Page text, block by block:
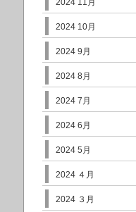
2024 11月
2024 10月
2024 9月
2024 8月
2024 7月
2024 6月
2024 5月
2024 ４月
2024 ３月